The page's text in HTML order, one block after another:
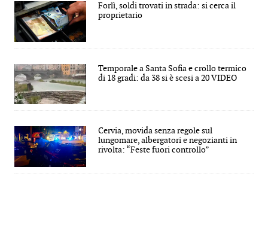
Forlì, soldi trovati in strada: si cerca il
proprietario
Temporale a Santa Sofia e crollo termico
di 18 gradi: da 38 si è scesi a 20 VIDEO
Cervia, movida senza regole sul
lungomare, albergatori e negozianti in
rivolta: “Feste fuori controllo”